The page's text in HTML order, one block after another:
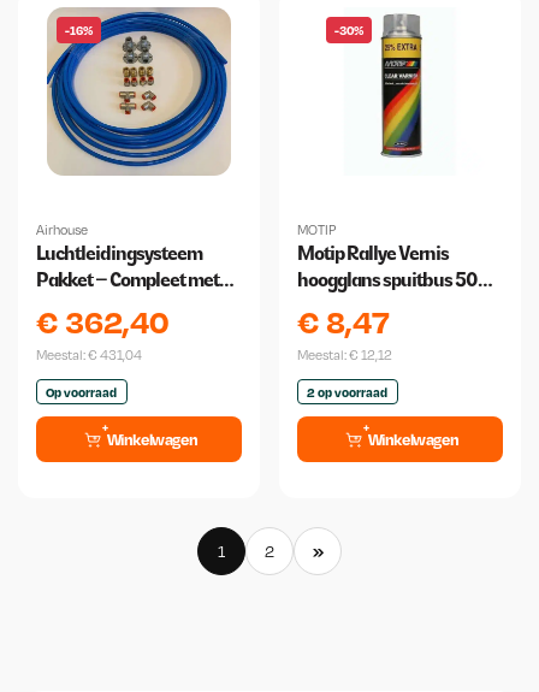
-16%
Airhouse
Luchtleidingsysteem
Pakket – Compleet met
Luchtleiding 25m
€ 362,40
Meestal:€ 431,04
Op voorraad
Winkelwagen
-30%
MOTIP
Motip Rallye Vernis
hoogglans spuitbus 500
€8,47
Meestal:€ 12,12
2 op voorraad
Winkelwagen
1 2 »